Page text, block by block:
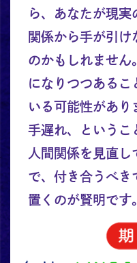
ら、あなたが現実
関係から手が引け
のかもしれません
になりつつあるこ
いる可能性があり
手遅れ、というこ
人間関係を見直し
で、付き合うべき
置くのが賢明です